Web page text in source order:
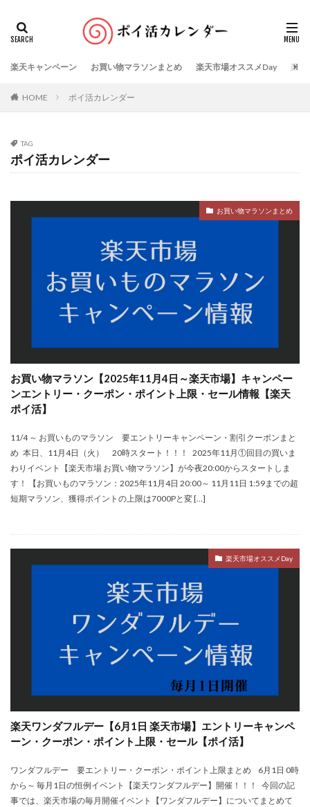
楽天キャンペーン お買い物マラソンまとめ 楽天市場オススメDay 楽天
HOME ポイ活カレンダー
TAG
ポイ活カレンダー
お買い物マラソンまとめ
お買い物マラソン【2025年11月4日～楽天市場】キャンペー
ンエントリー・クーポン・ポイント上限・セール情報【楽天
ポイ活】
11/4 ～ お買いものマラソン 要エントリーキャンペーン・割引クーポンまと
め 本日、11月4日（火） 20時スタート！！！ 2025年11月①回目の買いま
わりイベント【楽天市場 お買い物マラソン】が今夜20:00からスタートしま
す！ 【お買いものマラソン：2025年11月4日 20:00～ 11月11日 1:59までの超
短期マラソン、獲得ポイントの上限は7000Pと変 […]
楽天市場オススメDay
楽天ワンダフルデー【6月1日 楽天市場】エントリーキャンペ
ーン・クーポン・ポイント上限・セール【ポイ活】
ワンダフルデー 要エントリー・クーポン・ポイント上限まとめ 6月1日 0時
から～ 毎月1日の恒例イベント【楽天ワンダフルデー】開催！！！ 今回の記
事では、楽天市場の毎月開催イベント【ワンダフルデー】についてまとめて